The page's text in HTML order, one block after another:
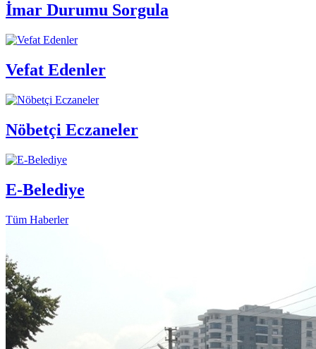
İmar Durumu Sorgula
Vefat Edenler
Nöbetçi Eczaneler
E-Belediye
Tüm Haberler